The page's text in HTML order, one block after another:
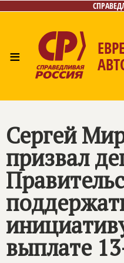
≡
Сергей
призвал
выплате